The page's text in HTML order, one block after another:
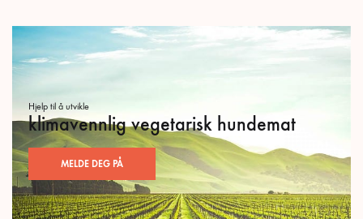
Hjelp til å utvikle
klimavennlig vegetarisk hundemat
MELDE DEG PÅ